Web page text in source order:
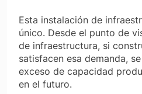
Esta instalación de
único. Desde el punto de
de infraestructura, si
satisfacen esa demanda,
exceso de capacidad
en el futuro.